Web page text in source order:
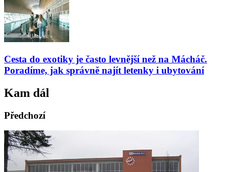
Cesta do exotiky je často levnější než na Mácháč.
Poradíme, jak správně najít letenky i ubytování
Kam dál
Předchozí